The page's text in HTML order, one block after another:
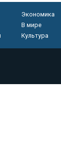
Экономика
В мире
Культура
по надзору в